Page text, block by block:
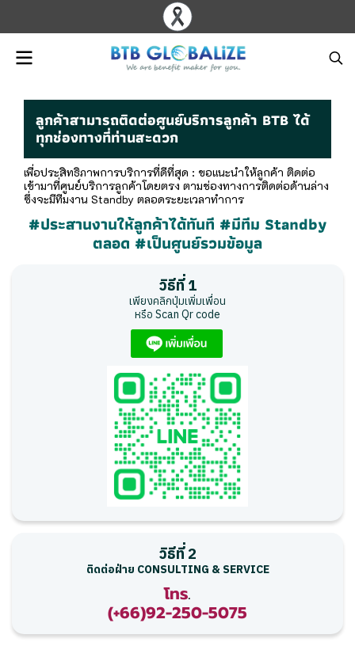
ลูกค้าสามารถติดต่อศูนย์บริการลูกค้า BTB ได้
ทุกช่องทางที่ท่านสะดวก
เพื่อประสิทธิภาพการบริการที่ดีที่สุด : ขอแนะนำให้ลูกค้า ติดต่อ
เข้ามาที่ศูนย์บริการลูกค้าโดยตรง ตามช่องทางการติดต่อด้านล่าง
ซึ่งจะมีทีมงาน Standby ตลอดระยะเวลาทำการ
#ประสานงานให้ลูกค้าได้ทันที #มีทีม Standby
ตลอด #เป็นศูนย์รวมข้อมูล
วิธีที่ 1
เพียงคลิกปุ่มเพิ่มเพื่อน
หรือ Scan Qr code
วิธีที่ 2
ติดต่อฝ่าย CONSULTING & SERVICE
โทร.
(+66)92-250-5075